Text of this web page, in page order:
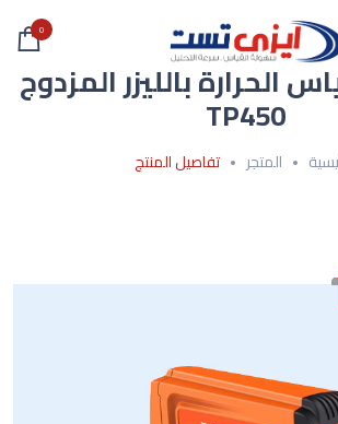
0
بالليزر المزدوج
TP450
المتجر تفاصيل المنتج